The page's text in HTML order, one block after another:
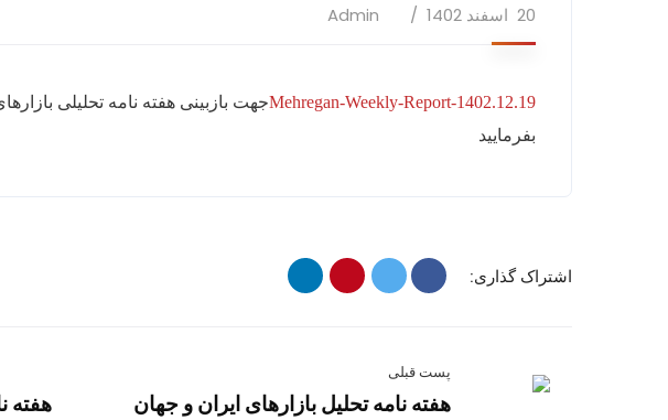
20 اسفند 1402 Admin
Mehregan-Weekly-Report-1402.12.19جهت بازبینی هفته نامه تحلیلی
بفرمایید
اشتراک گذاری:
پست قبلی
هفته نامه تحلیل بازارهای ایران و جهان
هفته